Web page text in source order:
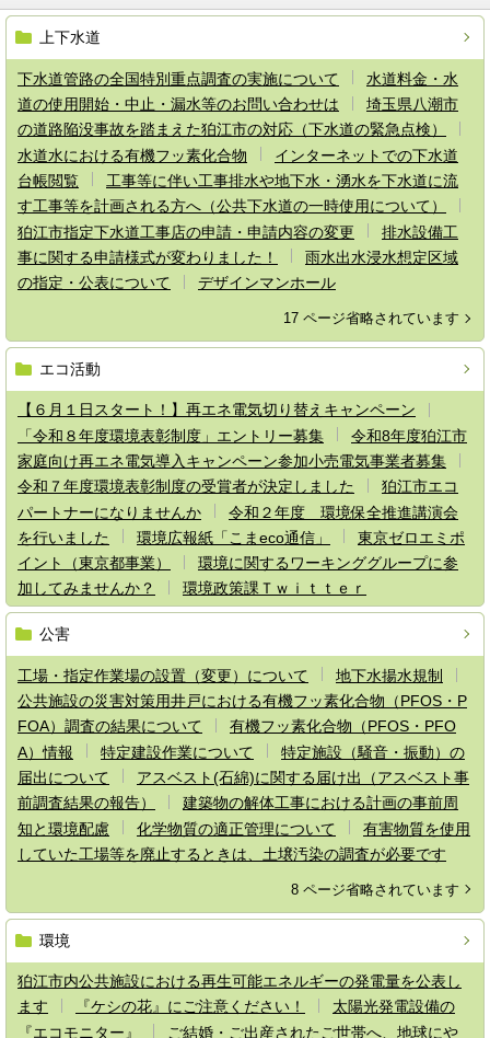
上下水道
下水道管路の全国特別重点調査の実施について
水道料金・水
道の使用開始・中止・漏水等のお問い合わせは
埼玉県八潮市
の道路陥没事故を踏まえた狛江市の対応（下水道の緊急点検）
水道水における有機フッ素化合物
インターネットでの下水道
台帳閲覧
工事等に伴い工事排水や地下水・湧水を下水道に流
す工事等を計画される方へ（公共下水道の一時使用について）
狛江市指定下水道工事店の申請・申請内容の変更
排水設備工
事に関する申請様式が変わりました！
雨水出水浸水想定区域
の指定・公表について
デザインマンホール
17 ページ省略されています
エコ活動
【６月１日スタート！】再エネ電気切り替えキャンペーン
「令和８年度環境表彰制度」エントリー募集
令和8年度狛江市
家庭向け再エネ電気導入キャンペーン参加小売電気事業者募集
令和７年度環境表彰制度の受賞者が決定しました
狛江市エコ
パートナーになりませんか
令和２年度 環境保全推進講演会
を行いました
環境広報紙「こまeco通信」
東京ゼロエミポ
イント（東京都事業）
環境に関するワーキンググループに参
加してみませんか？
環境政策課Ｔｗｉｔｔｅｒ
公害
工場・指定作業場の設置（変更）について
地下水揚水規制
公共施設の災害対策用井戸における有機フッ素化合物（PFOS・P
FOA）調査の結果について
有機フッ素化合物（PFOS・PFO
A）情報
特定建設作業について
特定施設（騒音・振動）の
届出について
アスベスト(石綿)に関する届け出（アスベスト事
前調査結果の報告）
建築物の解体工事における計画の事前周
知と環境配慮
化学物質の適正管理について
有害物質を使用
していた工場等を廃止するときは、土壌汚染の調査が必要です
8 ページ省略されています
環境
狛江市内公共施設における再生可能エネルギーの発電量を公表し
ます
『ケシの花』にご注意ください！
太陽光発電設備の
『エコモニター』
ご結婚・ご出産されたご世帯へ、地球にや